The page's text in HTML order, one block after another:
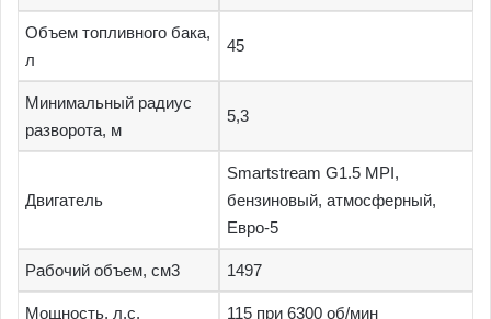
Объем топливного бака,
л
45
Минимальный радиус
разворота, м
5,3
Двигатель
Smartstream G1.5 MPI,
бензиновый, атмосферный,
Евро-5
Рабочий объем, см3 1497
Мощность, л.с. 115 при 6300 об/мин